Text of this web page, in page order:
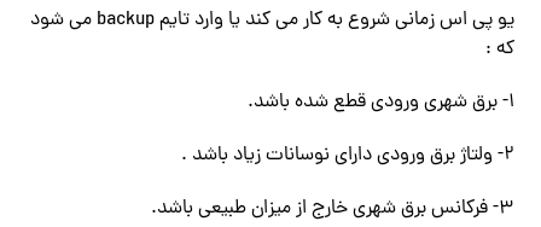
یو پی اس زمانی شروع به کار می کند یا وارد تایم backup می شود
که :
۱- برق شهری ورودی قطع شده باشد.
۲- ولتاژ برق ورودی دارای نوسانات زیاد باشد .
۳- فرکانس برق شهری خارج از میزان طبیعی باشد.